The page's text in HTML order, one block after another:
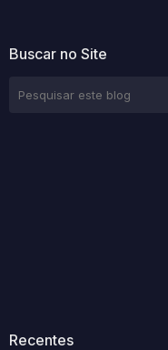
Buscar no Site
Recentes